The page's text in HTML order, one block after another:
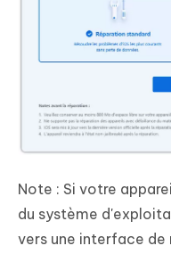
Note : Si votre
du système
vers une interface de